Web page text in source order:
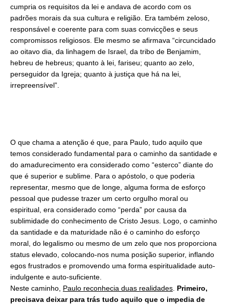
cumpria os requisitos da lei e andava de acordo com os
padrões morais da sua cultura e religião. Era também zeloso,
responsável e coerente para com suas convicções e seus
compromissos religiosos. Ele mesmo se afirmava “circuncidado
ao oitavo dia, da linhagem de Israel, da tribo de Benjamim,
hebreu de hebreus; quanto à lei, fariseu; quanto ao zelo,
perseguidor da Igreja; quanto à justiça que há na lei,
irrepreensível”.
O que chama a atenção é que, para Paulo, tudo aquilo que
temos considerado fundamental para o caminho da santidade e
do amadurecimento era considerado como “esterco” diante do
que é superior e sublime. Para o apóstolo, o que poderia
representar, mesmo que de longe, alguma forma de esforço
pessoal que pudesse trazer um certo orgulho moral ou
espiritual, era considerado como “perda” por causa da
sublimidade do conhecimento de Cristo Jesus. Logo, o caminho
da santidade e da maturidade não é o caminho do esforço
moral, do legalismo ou mesmo de um zelo que nos proporciona
status elevado, colocando-nos numa posição superior, inflando
egos frustrados e promovendo uma forma espiritualidade auto-
indulgente e auto-suficiente.
Neste caminho, Paulo reconhecia duas realidades Primeiro,
precisava deixar para trás tudo aquilo que o impedia de